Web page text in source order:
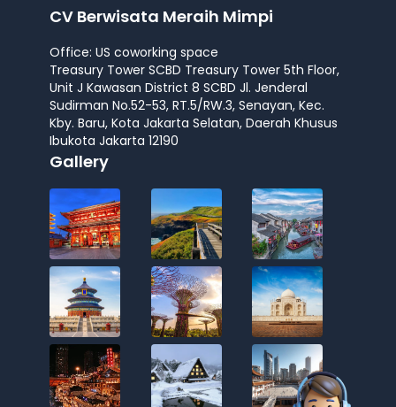
CV Berwisata Meraih Mimpi
Office: US coworking space
Treasury Tower SCBD Treasury Tower 5th Floor,
Unit J Kawasan District 8 SCBD Jl. Jenderal
Sudirman No.52-53, RT.5/RW.3, Senayan, Kec.
Kby. Baru, Kota Jakarta Selatan, Daerah Khusus
Ibukota Jakarta 12190
Gallery